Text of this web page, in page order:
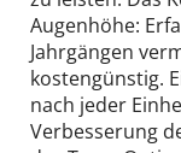
Augenhöhe:
Jahrgängen
kostengünstig.
nach jeder
Verbesserung